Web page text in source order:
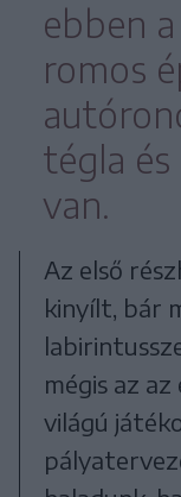
ebben
romos
tégla és
van.
Az első
kinyílt, bár
mégis az
világú